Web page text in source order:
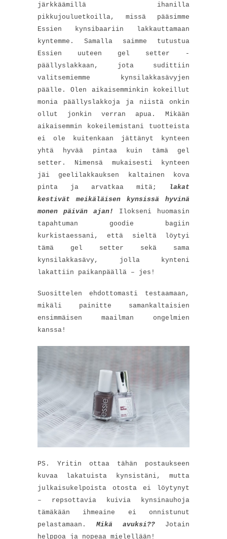
järkkäämillä ihanilla
pikkujouluetkoilla, missä pääsimme
Essien kynsibaariin lakkauttamaan
kyntemme. Samalla saimme tutustua
Essien uuteen gel setter -
päällyslakkaan, jota sudittiin
valitsemiemme kynsilakkasävyjen
päälle. Olen aikaisemminkin kokeillut
monia päällyslakkoja ja niistä onkin
ollut jonkin verran apua. Mikään
aikaisemmin kokeilemistani tuotteista
ei ole kuitenkaan jättänyt kynteen
yhtä hyvää pintaa kuin tämä gel
setter. Nimensä mukaisesti kynteen
jäi geelilakkauksen kaltainen kova
pinta ja arvatkaa mitä;
lakat
kestivät meikäläisen kynsissä hyvinä
monen päivän ajan!
Ilokseni huomasin
tapahtuman goodie bagiin
kurkistaessani, että sieltä löytyi
tämä gel setter sekä sama
kynsilakkasävy, jolla kynteni
lakattiin paikanpäällä – jes!
Suosittelen ehdottomasti testaamaan,
mikäli painitte samankaltaisien
ensimmäisen maailman ongelmien
kanssa!
PS. Yritin ottaa tähän postaukseen
kuvaa lakatuista kynsistäni, mutta
julkaisukelpoista otosta ei löytynyt
– repsottavia kuivia kynsinauhoja
tämäkään ihmeaine ei onnistunut
pelastamaan. Mikä avuksi?? Jotain
helppoa ja nopeaa mielellään!